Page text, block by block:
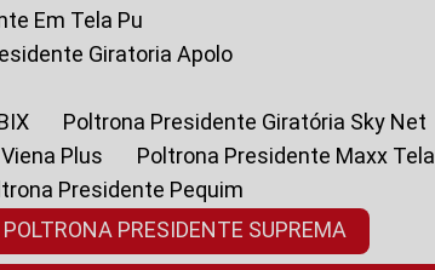
Em Tela Pu
Giratoria Apolo
Poltrona Presidente Giratória Sky Net
Plus
Poltrona Presidente Maxx Tela
Presidente Pequim
POLTRONA PRESIDENTE SUPREMA